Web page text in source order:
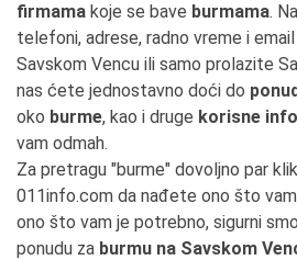
firmama koje se bave burmama.
telefoni, adrese, radno vreme i
Savskom Vencu ili samo prolazite
nas ćete jednostavno doći do
oko burme, kao i druge korisne
vam odmah.
Za pretragu "burme" dovoljno par
011info.com da nađete ono što
ono što vam je potrebno, sigurni
ponudu za burmu na Savskom